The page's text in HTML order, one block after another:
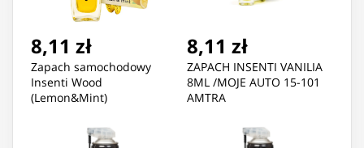
8,11 zł
Zapach samochodowy
Insenti Wood
(Lemon&Mint)
8,11 zł
ZAPACH INSENTI VANILIA
8ML /MOJE AUTO 15-101
AMTRA